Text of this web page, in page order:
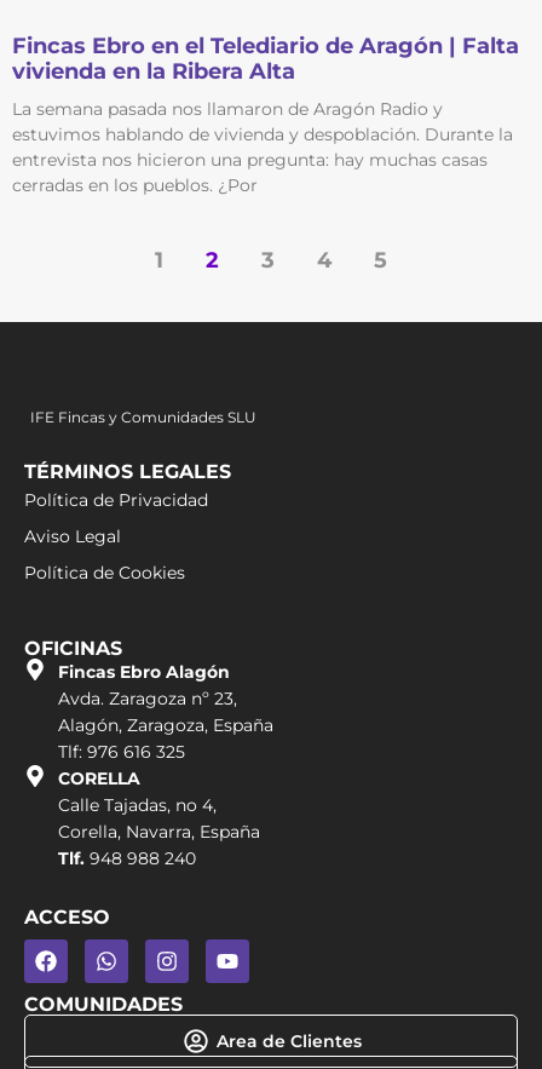
Fincas Ebro en el Telediario de Aragón | Falta
vivienda en la Ribera Alta
La semana pasada nos llamaron de Aragón Radio y
estuvimos hablando de vivienda y despoblación. Durante la
entrevista nos hicieron una pregunta: hay muchas casas
cerradas en los pueblos. ¿Por
1 2 3 4 5
IFE Fincas y Comunidades SLU
TÉRMINOS LEGALES
Política de Privacidad
Aviso Legal
Política de Cookies
OFICINAS
Fincas Ebro Alagón
Avda. Zaragoza nº 23,
Alagón, Zaragoza, España
Tlf: 976 616 325
CORELLA
Calle Tajadas, no 4,
Corella, Navarra, España
Tlf. 948 988 240
ACCESO
COMUNIDADES
Area de Clientes